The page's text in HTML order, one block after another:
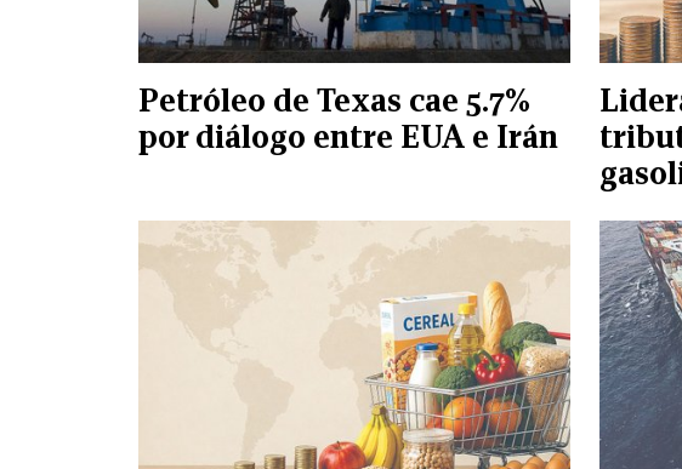
Petróleo de Texas cae 5.7%
por diálogo entre EUA e Irán